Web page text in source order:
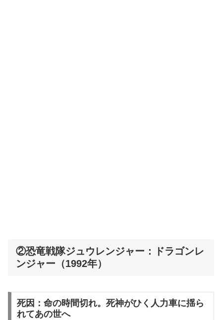
②恐竜戦隊ジュウレンジャー：ドラゴンレ
ンジャー（1992年）
死因：命の時間切れ。死神がひく人力車に揺ら
れてあの世へ